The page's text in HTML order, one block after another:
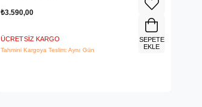
₺3.590,00
ÜCRETSIZ KARGO
Tahmini Kargoya Teslim: Aynı Gün
SEPETE
EKLE